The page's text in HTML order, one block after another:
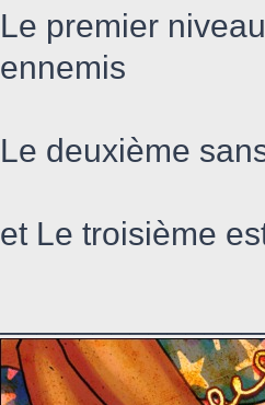
Le premier
ennemis
Le deuxième
et Le troisième